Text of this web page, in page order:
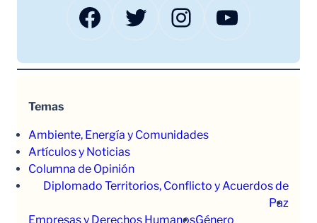
Facebook Twitter Instagram YouTube
Temas
Ambiente, Energía y Comunidades
Artículos y Noticias
Columna de Opinión
Diplomado Territorios, Conflicto y Acuerdos de
Paz
Empresas y Derechos HumanosGénero